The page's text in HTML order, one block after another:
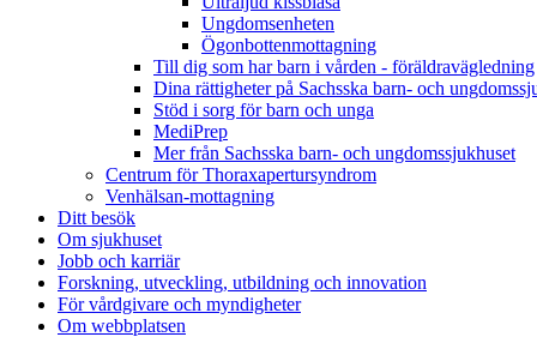
Ungdomsenheten
Ögonbottenmottagning
Till dig som har barn i vården - föräldravägledning
Dina rättigheter på Sachsska barn- och
Stöd i sorg för barn och unga
MediPrep
Mer från Sachsska barn- och ungdomssjukhuset
Centrum för Thoraxapertursyndrom
Venhälsan-mottagning
Ditt besök
Om sjukhuset
Jobb och karriär
Forskning, utveckling, utbildning och innovation
För vårdgivare och myndigheter
Om webbplatsen